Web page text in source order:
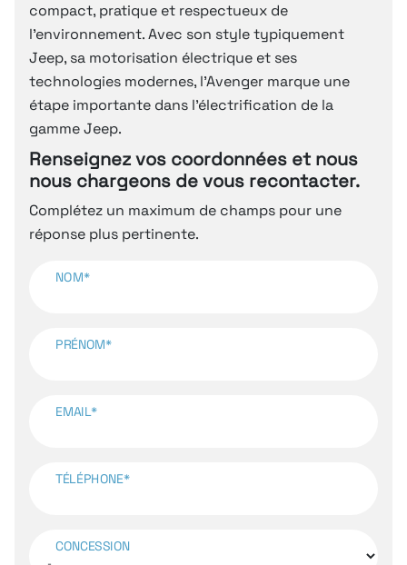
compact, pratique et respectueux de
l’environnement. Avec son style typiquement
Jeep, sa motorisation électrique et ses
technologies modernes, l’Avenger marque une
étape importante dans l’électrification de la
gamme Jeep.
Renseignez vos coordonnées et nous
nous chargeons de vous recontacter.
Complétez un maximum de champs pour une
réponse plus pertinente.
NOM*
PRÉNOM*
EMAIL*
TÉLÉPHONE*
CONCESSION